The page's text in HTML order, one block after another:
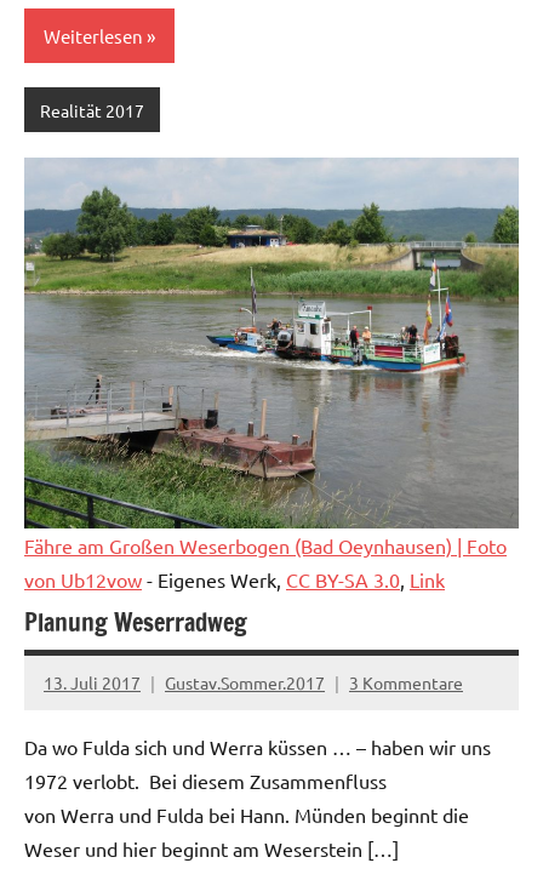
Weiterlesen
Realität 2017
Fähre am Großen Weserbogen (Bad Oeynhausen) | Foto
von Ub12vow - Eigenes Werk, CC BY-SA 3.0, Link
Planung Weserradweg
13. Juli 2017 Gustav.Sommer.2017 3 Kommentare
Da wo Fulda sich und Werra küssen … – haben wir uns
1972 verlobt. Bei diesem Zusammenfluss
von Werra und Fulda bei Hann. Münden beginnt die
Weser und hier beginnt am Weserstein […]